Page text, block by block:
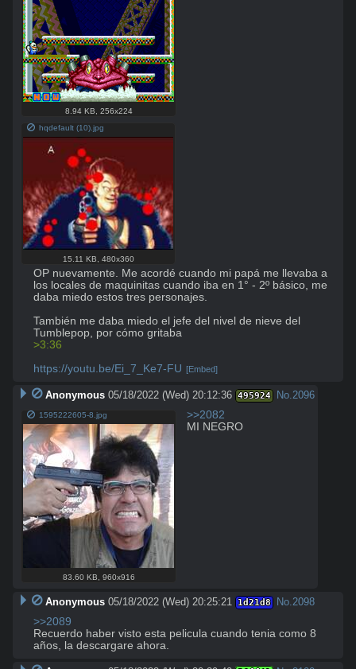
8.94 KB, 256x224
hqdefault (10).jpg
15.11 KB 480x360
OP nuevamente. Me acordé cuando mi papá me llevaba a
los locales de maquinitas cuando iba en 1° - 2º básico, me
daba miedo estos tres personajes.
También me daba miedo el jefe del nivel de nieve del
>3:36
https://youtu.be/Ei_7_Ke7-FU [Embed]
Anonymous 05/18/2022 (Wed) 20:12:36 495924 No. 2096
1595222605-8.jpg
83.60 KB 960x916
>>2082
MI NEGRO
Anonymous 05/18/2022 (Wed) 20:25:21 1d21d8 No.2098
>>2089
Recuerdo haber visto esta pelicula cuando tenia como 8
años, la descargare ahora.